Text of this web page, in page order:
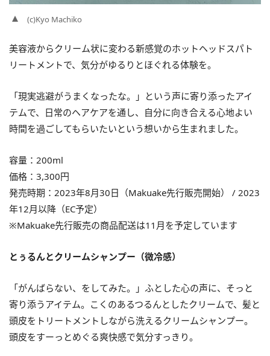
(c)Kyo Machiko
美容液からクリーム状に変わる新感覚のホットヘッドスパト
リートメントで、気分がゆるりとほぐれる体験を。
「現実逃避がうまくなったな。」という声に寄り添ったアイ
テムで、日常のヘアケアを通し、自分に向き合える心地よい
時間を過ごしてもらいたいという想いから生まれました。
容量：200ml
価格：3,300円
発売時期：2023年8月30日（Makuake先行販売開始） / 2023
年12月以降（EC予定）
※Makuake先行販売の商品配送は11月を予定しています
とぅるんとクリームシャンプー（微冷感）
「がんばらない、をしてみた。」ふとした心の声に、そっと
寄り添うアイテム。こくのあるつるんとしたクリームで、髪と
頭皮をトリートメントしながら洗えるクリームシャンプー。
頭皮をすーっとめぐる爽快感で気分すっきり。